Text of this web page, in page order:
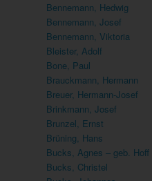
Bennemann, Hedwig
Bennemann, Josef
Bennemann, Viktoria
Bleister, Adolf
Bone, Paul
Brauckmann, Hermann
Breuer, Hermann-Josef
Brinkmann, Josef
Brunzel, Ernst
Brüning, Hans
Bucks, Agnes – geb. Hoff
Bucks, Christel